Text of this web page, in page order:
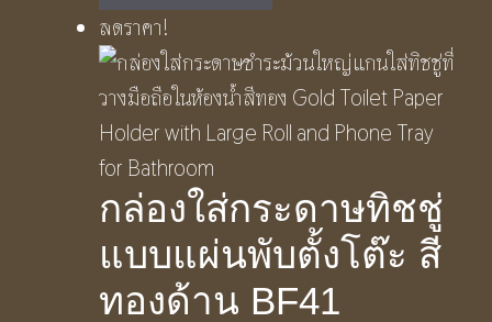
ลดราคา!
กล่องใส่กระดาษทิชชู่
แบบแผ่นพับตั้งโต๊ะ สี
ทองด้าน BF41